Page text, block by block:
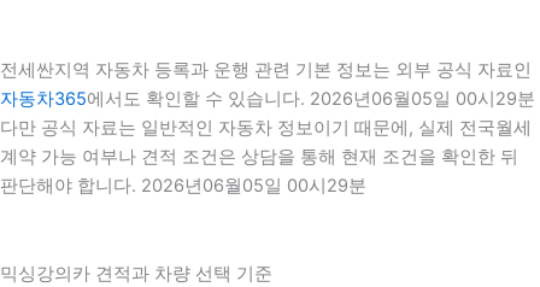
전세싼지역 자동차 등록과 운행 관련 기본 정보는 외부 공식 자료인
자동차365에서도 확인할 수 있습니다. 2026년06월05일 00시29분
다만 공식 자료는 일반적인 자동차 정보이기 때문에, 실제 전국월세
계약 가능 여부나 견적 조건은 상담을 통해 현재 조건을 확인한 뒤
판단해야 합니다. 2026년06월05일 00시29분
믹싱강의카 견적과 차량 선택 기준